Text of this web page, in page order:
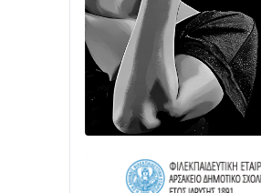
Δωρίδα για Όλους: «Καμία
των νερών στην ΕΥΔΑΠ»
28/07 • 21:46
Διαβάστε την
κυκλοφορεί
24/07 • 11:31
ΣΤΗΝ ΠΥΡΟΣΒΕΣΤΙΚΗ ΓΙΑ
ΑΓΙΟ ΗΛΙΑ ΠΡΙΝ ΤΗ